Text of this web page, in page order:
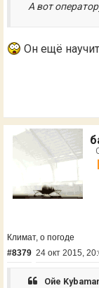
А вот
Он ещё
Климат, о погоде
#8379 24 окт 2015,
Ойе